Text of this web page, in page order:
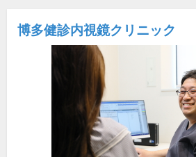
博多健診内視鏡クリニック